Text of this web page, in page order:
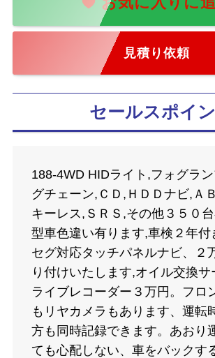
見積り依頼
セールスポイ
188-4WD HIDライト,フォグラ
グチェーン,ＣＤ,ＨＤＤナビ,Ａ
キーレス,ＳＲＳ,その他３５０
型車色違い有ります,車検２年付
セグ対応タッチパネルナビ、２
り付けいたします,オイル交換サ
ライブレコーダー３万円。フロ
もリヤカメラもあります、運転
方も同時記録できます。あおり
ても心配しない、車をバックす